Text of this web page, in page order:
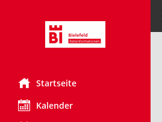
Startseite
Kalender